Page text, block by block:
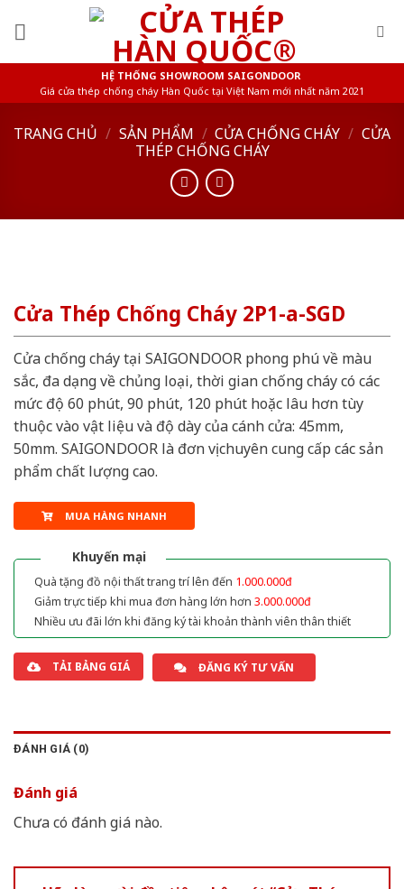
HỆ THỐNG SHOWROOM SAIGONDOOR
Giá cửa thép chống cháy Hàn Quốc tại Việt Nam mới nhất năm 2021
TRANG CHỦ / SẢN PHẨM / CỬA CHỐNG CHÁY / CỬA
THÉP CHỐNG CHÁY
Cửa Thép Chống Cháy 2P1-a-SGD
Cửa chống cháy tại SAIGONDOOR phong phú về màu
sắc, đa dạng về chủng loại, thời gian chống cháy có các
mức độ 60 phút, 90 phút, 120 phút hoặc lâu hơn tùy
thuộc vào vật liệu và độ dày của cánh cửa: 45mm,
50mm. SAIGONDOOR là đơn vị chuyên cung cấp các sản
phẩm chất lượng cao.
MUA HÀNG NHANH
Khuyến mại
Quà tặng đồ nội thất trang trí lên đến 1.000.000đ
Giảm trực tiếp khi mua đơn hàng lớn hơn 3.000.000đ
Nhiều ưu đãi lớn khi đăng ký tài khoản thành viên thân thiết
TẢI BẢNG GIÁ ĐĂNG KÝ TƯ VẤN
ĐÁNH GIÁ (0)
Đánh giá
Chưa có đánh giá nào.